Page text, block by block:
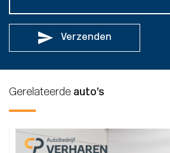
Verzenden
Gerelateerde auto’s